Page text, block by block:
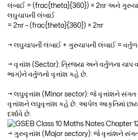
લંબાઈ = (frac{theta}{360}) × 2πr અને
લઘુચાપની લંબાઈ
= 2πr – (frac{theta}{360}) × 2πr
→ લઘુચાપની લંબાઈ + ગુરુચાપની લંબાઈ =
→ વૃત્તાંશ (Sector): ત્રિજ્યા અને વર્તુળના
ભાગ)ને વર્તુળનો વૃત્તાંશ કહે છે.
→ લઘુવૃત્તાંશ (Minor sector): જે વૃત્તાંશને સંગત
વૃત્તાંશને લઘુવૃત્તાંશ કહે છે. આપેલ આકૃતિમાં
દર્શાવે છે.
→ ગુરુવૃત્તાંશ (Major sectory): જે વૃત્તાંશને